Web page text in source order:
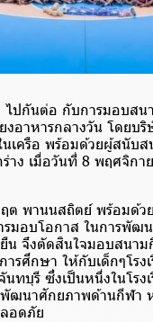
ไปกันต่อ กับการมอบส
งอาหารกลางวัน โดยบ
เครือ พร้อมด้วยผู้สนับ
ร่าง เมื่อวันที่ 8 พฤศจิกา
ต พานนสถิตย์ พร้อมด้ว
มอบโอกาส ในการพัฒ
ยืน จึงตัดสินใจมอบสนา
รศึกษา ให้กับเด็กๆโรง
นทบุรี ซึ่งเป็นหนึ่งในโร
ฒนาศักยภาพด้านกีฬา
อดภัย